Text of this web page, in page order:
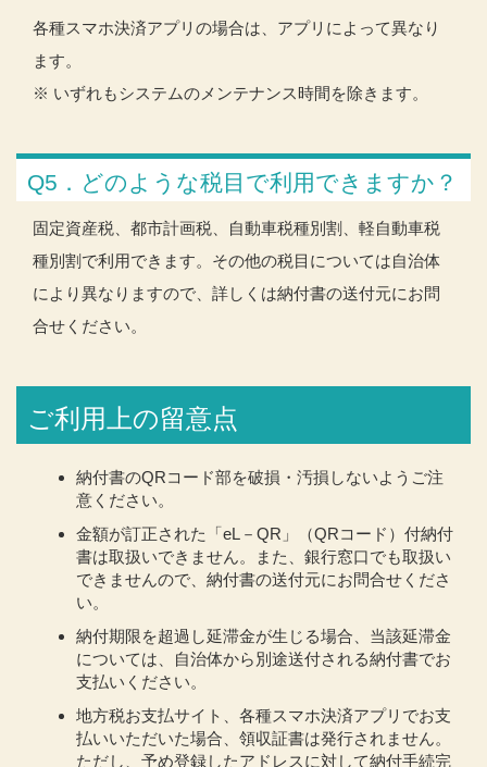
各種スマホ決済アプリの場合は、アプリによって異なり
ます。
※ いずれもシステムのメンテナンス時間を除きます。
Q5．どのような税目で利用できますか？
固定資産税、都市計画税、自動車税種別割、軽自動車税
種別割で利用できます。その他の税目については自治体
により異なりますので、詳しくは納付書の送付元にお問
合せください。
ご利用上の留意点
納付書のQRコード部を破損・汚損しないようご注
意ください。
金額が訂正された「eL－QR」（QRコード）付納付
書は取扱いできません。また、銀行窓口でも取扱い
できませんので、納付書の送付元にお問合せくださ
い。
納付期限を超過し延滞金が生じる場合、当該延滞金
については、自治体から別途送付される納付書でお
支払いください。
地方税お支払サイト、各種スマホ決済アプリでお支
払いいただいた場合、領収証書は発行されません。
ただし、予め登録したアドレスに対して納付手続完